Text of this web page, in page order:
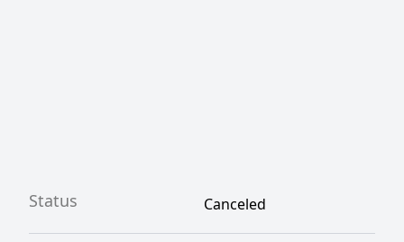
Status Canceled